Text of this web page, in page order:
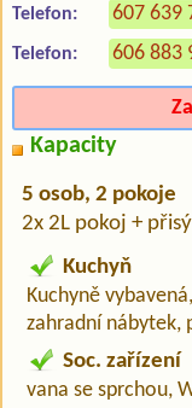
Telefon: 607 639
Telefon: 606 883
Kapacity
5 osob, 2 pokoje
2x 2L pokoj +
Kuchyň
Kuchyně
zahradní nábytek,
Soc. zařízení
vana se sprchou,